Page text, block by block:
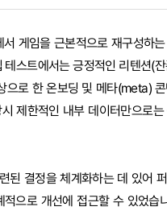
게임을 근본적으로 재구성하
스트에서는 긍정적인 리텐션(
으로 한 온보딩 및 메타(meta)
제한적인 내부 데이터만으로
된 결정을 체계화하는 데 있어
으로 개선에 접근할 수 있었